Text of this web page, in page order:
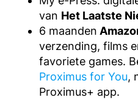
van Het Laatste
6 maanden
verzending, films
favoriete games.
Proximus for You,
Proximus+ app.